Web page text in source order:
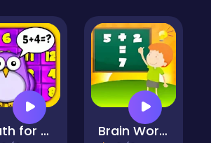
Math for Kids Brain Workout